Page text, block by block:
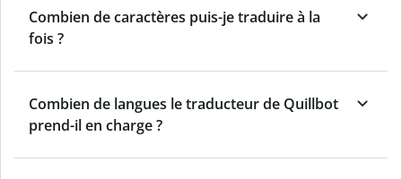
Combien de caractères puis-je traduire à la
fois ?
Combien de langues le traducteur de Quillbot
prend-il en charge ?